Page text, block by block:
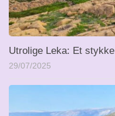
Utrolige Leka: Et
29/07/2025